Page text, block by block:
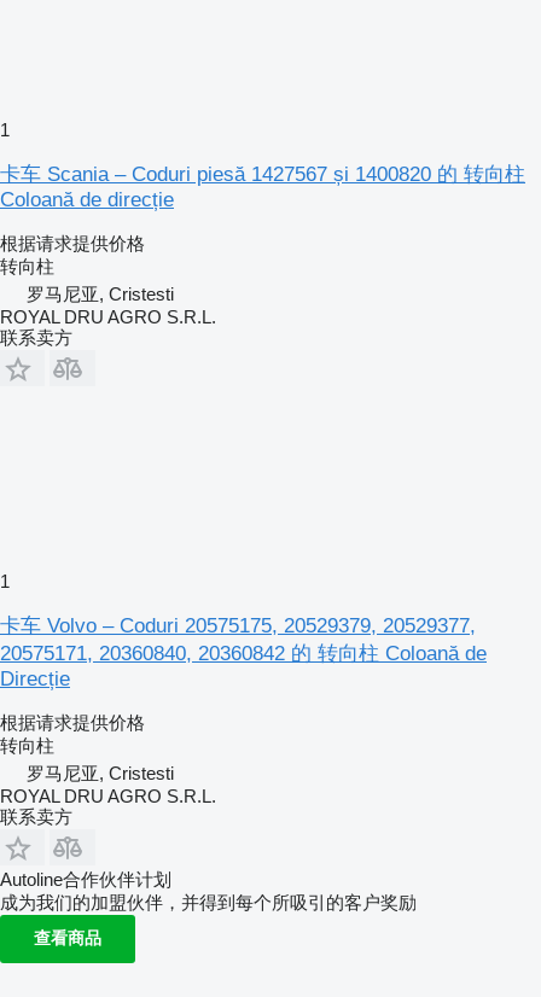
1
卡车 Scania – Coduri piesă 1427567 și 1400820 的 转向柱
Coloană de direcție
根据请求提供价格
转向柱
罗马尼亚, Cristesti
ROYAL DRU AGRO S.R.L.
联系卖方
1
卡车 Volvo – Coduri 20575175, 20529379, 20529377,
20575171, 20360840, 20360842 的 转向柱 Coloană de
Direcție
根据请求提供价格
转向柱
罗马尼亚, Cristesti
ROYAL DRU AGRO S.R.L.
联系卖方
Autoline合作伙伴计划
成为我们的加盟伙伴，并得到每个所吸引的客户奖励
查看商品